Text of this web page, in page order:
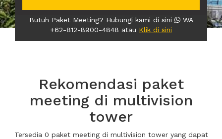
Butuh Paket Meeting? Hubungi kami di sini
WA
+62-812-8900-4848 atau Klik di sini
Rekomendasi paket
meeting di multivision
tower
Tersedia 0 paket meeting di multivision tower yang dapat